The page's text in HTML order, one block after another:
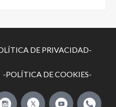
DE PRIVACIDAD-
-POLÍTICA DE COOKIES-